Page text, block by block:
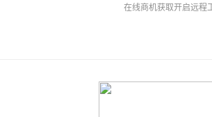
在线商机获取开启远程